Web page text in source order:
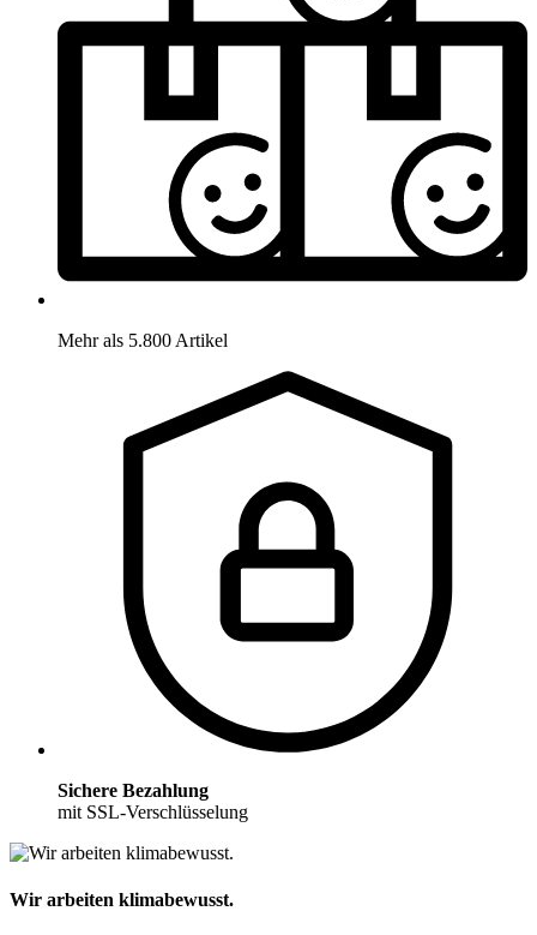
Mehr als 5.800 Artikel
Sichere Bezahlung
mit SSL-Verschlüsselung
Wir arbeiten klimabewusst.